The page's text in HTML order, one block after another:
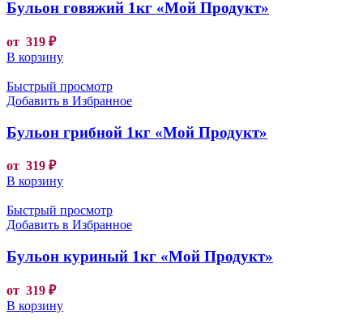
Бульон говяжий 1кг «Мой Продукт»
от 319 ₽
В корзину
Быстрый просмотр
Добавить в Избранное
Бульон грибной 1кг «Мой Продукт»
от 319 ₽
В корзину
Быстрый просмотр
Добавить в Избранное
Бульон куриный 1кг «Мой Продукт»
от 319 ₽
В корзину